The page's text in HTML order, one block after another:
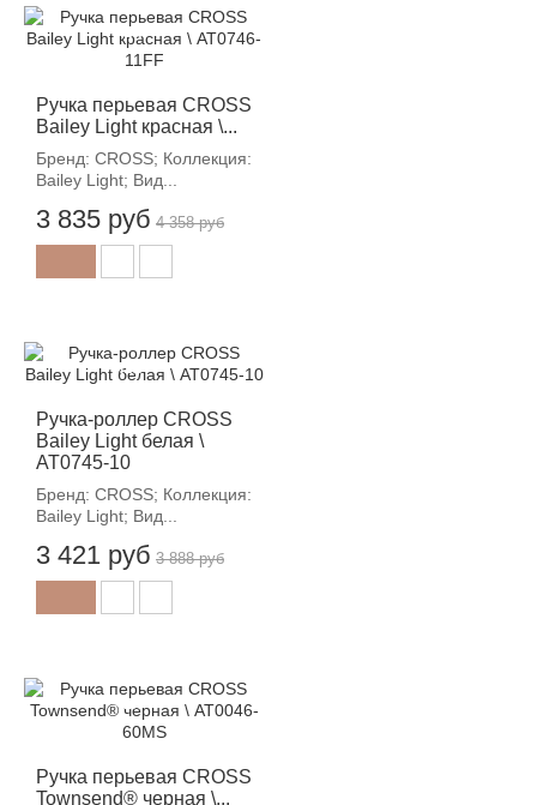
Ручка перьевая CROSS
Bailey Light красная \...
Бренд: CROSS; Коллекция:
Bailey Light; Вид...
3 835 руб
-12%
4 358 руб
Ручка-роллер CROSS
Bailey Light белая \
AT0745-10
Бренд: CROSS; Коллекция:
Bailey Light; Вид...
3 421 руб
-12%
3 888 руб
Ручка перьевая CROSS
Townsend® черная \...
-12%